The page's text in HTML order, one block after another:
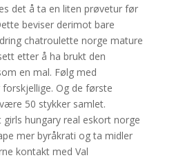
det å ta en liten prøvetur før
beviser derimot bare
chatroulette norge mature
etter å ha brukt den
en mal. Følg med
Og de første
50 stykker samlet.
hungary real eskort norge
mer byråkrati og ta midler
kontakt med Val